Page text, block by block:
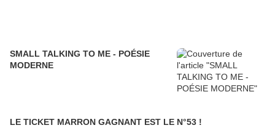
SMALL TALKING TO ME - POÉSIE
MODERNE
LE TICKET MARRON GAGNANT EST LE N°53 !